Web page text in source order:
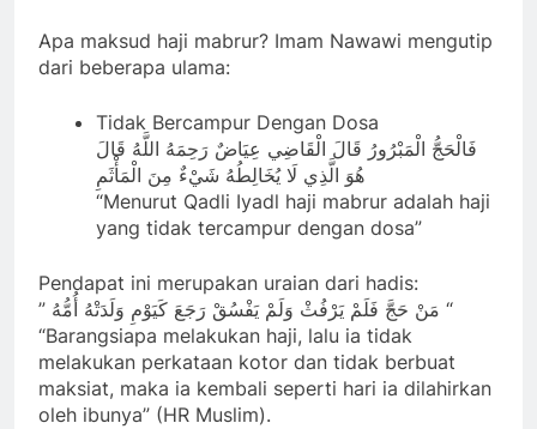
Apa maksud haji mabrur? Imam Nawawi mengutip
dari beberapa ulama:
Tidak Bercampur Dengan Dosa
فَالْحَجُّ الْمَبْرُورُ قَالَ الْقَاضِي عِيَاضٌ رَحِمَهُ اللَّهُ قَالَ
هُوَ الَّذِي لَا يُخَالِطُهُ شَيْءٌ مِنَ الْمَأْثَمِ
“Menurut Qadli Iyadl haji mabrur adalah haji
yang tidak tercampur dengan dosa”
Pendapat ini merupakan uraian dari hadis:
” مَنْ حَجَّ فَلَمْ يَرْفُثْ وَلَمْ يَفْسُقْ رَجَعَ كَيَوْمِ وَلَدَتْهُ أُمُّهُ “
“Barangsiapa melakukan haji, lalu ia tidak
melakukan perkataan kotor dan tidak berbuat
maksiat, maka ia kembali seperti hari ia dilahirkan
oleh ibunya” (HR Muslim).